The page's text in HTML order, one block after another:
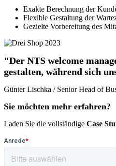
Exakte Berechnung der
Flexible Gestaltung der
Gezielte Vorbereitung des
"Der NTS welcome
gestalten, während sich
Günter Lischka / Senior Head of
Sie möchten mehr erfahren?
Laden Sie die vollständige Case